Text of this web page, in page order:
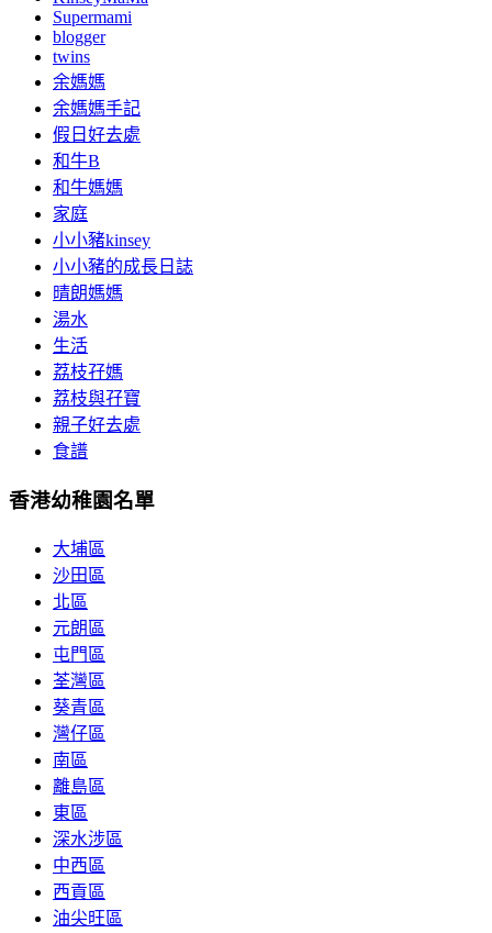
Supermami
blogger
twins
余媽媽
余媽媽手記
假日好去處
和牛B
和牛媽媽
家庭
小小豬kinsey
小小豬的成長日誌
晴朗媽媽
湯水
生活
荔枝孖媽
荔枝與孖寶
親子好去處
食譜
香港幼稚園名單
大埔區
沙田區
北區
元朗區
屯門區
荃灣區
葵青區
灣仔區
南區
離島區
東區
深水涉區
中西區
西貢區
油尖旺區